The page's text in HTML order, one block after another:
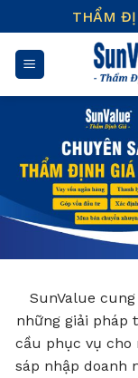
to
content
THẨM
SunValue
những giải pháp
cầu phục vụ cho
sáp nhập doanh